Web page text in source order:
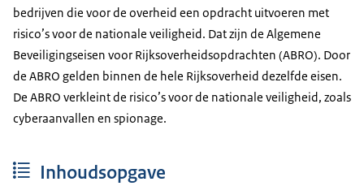
bedrijven die voor de overheid een opdracht uitvoeren met
risico’s voor de nationale veiligheid. Dat zijn de Algemene
Beveiligingseisen voor Rijksoverheidsopdrachten (ABRO). Door
de ABRO gelden binnen de hele Rijksoverheid dezelfde eisen.
De ABRO verkleint de risico’s voor de nationale veiligheid, zoals
cyberaanvallen en spionage.
Inhoudsopgave